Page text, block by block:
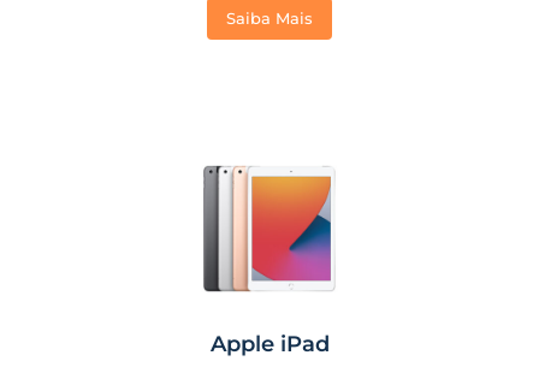
Saiba Mais
Apple iPad